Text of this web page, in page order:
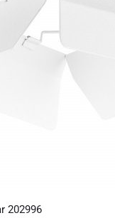
202996